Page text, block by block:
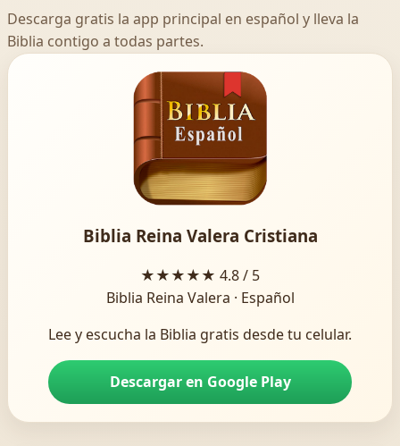
Descarga gratis la app principal en español y lleva la
Biblia contigo a todas partes.
Biblia Reina Valera Cristiana
★★★★★ 4.8 / 5
Biblia Reina Valera · Español
Lee y escucha la Biblia gratis desde tu celular.
Descargar en Google Play